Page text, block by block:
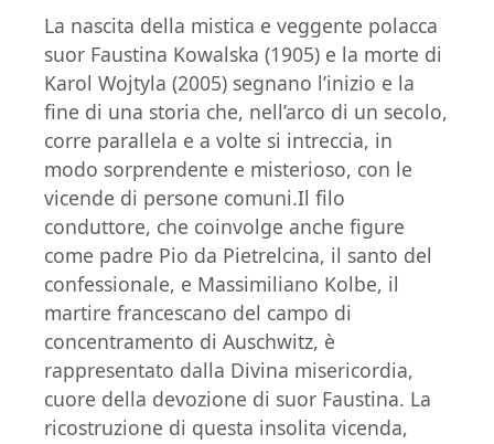
La nascita della mistica e veggente polacca
suor Faustina Kowalska (1905) e la morte di
Karol Wojtyla (2005) segnano l’inizio e la
fine di una storia che, nell’arco di un secolo,
corre parallela e a volte si intreccia, in
modo sorprendente e misterioso, con le
vicende di persone comuni.Il filo
conduttore, che coinvolge anche figure
come padre Pio da Pietrelcina, il santo del
confessionale, e Massimiliano Kolbe, il
martire francescano del campo di
concentramento di Auschwitz, è
rappresentato dalla Divina misericordia,
cuore della devozione di suor Faustina. La
ricostruzione di questa insolita vicenda,